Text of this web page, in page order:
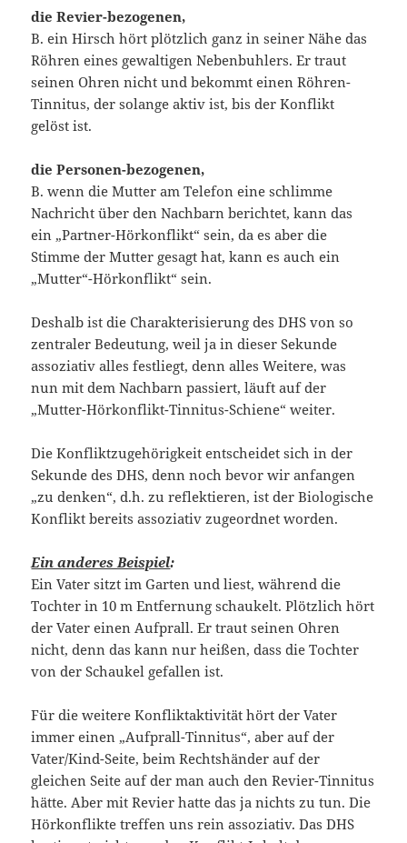
die Revier-bezogenen,
B. ein Hirsch hört plötzlich ganz in seiner Nähe das
Röhren eines gewaltigen Nebenbuhlers. Er traut
seinen Ohren nicht und bekommt einen Röhren-
Tinnitus, der solange aktiv ist, bis der Konflikt
gelöst ist.
die Personen-bezogenen,
B. wenn die Mutter am Telefon eine schlimme
Nachricht über den Nachbarn berichtet, kann das
ein „Partner-Hörkonflikt“ sein, da es aber die
Stimme der Mutter gesagt hat, kann es auch ein
„Mutter“-Hörkonflikt“ sein.
Deshalb ist die Charakterisierung des DHS von so
zentraler Bedeutung, weil ja in dieser Sekunde
assoziativ alles festliegt, denn alles Weitere, was
nun mit dem Nachbarn passiert, läuft auf der
„Mutter-Hörkonflikt-Tinnitus-Schiene“ weiter.
Die Konfliktzugehörigkeit entscheidet sich in der
Sekunde des DHS, denn noch bevor wir anfangen
„zu denken“, d.h. zu reflektieren, ist der Biologische
Konflikt bereits assoziativ zugeordnet worden.
Ein anderes Beispiel:
Ein Vater sitzt im Garten und liest, während die
Tochter in 10 m Entfernung schaukelt. Plötzlich hört
der Vater einen Aufprall. Er traut seinen Ohren
nicht, denn das kann nur heißen, dass die Tochter
von der Schaukel gefallen ist.
Für die weitere Konfliktaktivität hört der Vater
immer einen „Aufprall-Tinnitus“, aber auf der
Vater/Kind-Seite, beim Rechtshänder auf der
gleichen Seite auf der man auch den Revier-Tinnitus
hätte. Aber mit Revier hatte das ja nichts zu tun. Die
Hörkonflikte treffen uns rein assoziativ. Das DHS